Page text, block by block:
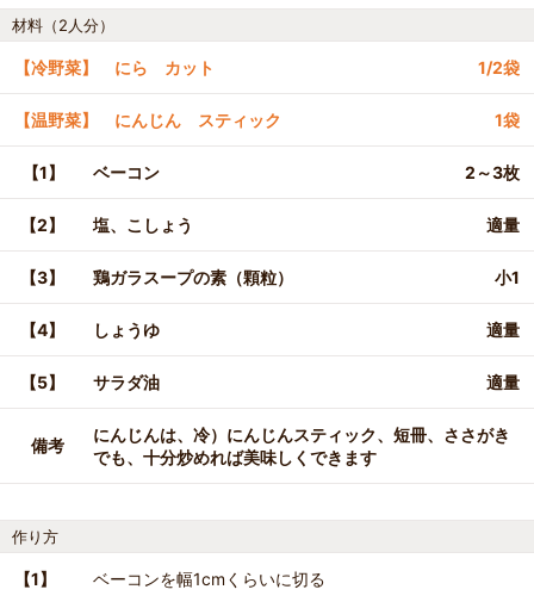
材料（2人分）
【冷野菜】 にら カット 1/2袋
【温野菜】 にんじん スティック 1袋
【1】 ベーコン 2～3枚
【2】 塩、こしょう 適量
【3】 鶏ガラスープの素（顆粒） 小1
【4】 しょうゆ 適量
【5】 サラダ油 適量
備考
にんじんは、冷）にんじんスティック、短冊、ささがき
でも、十分炒めれば美味しくできます
作り方
【1】 ベーコンを幅1cmくらいに切る